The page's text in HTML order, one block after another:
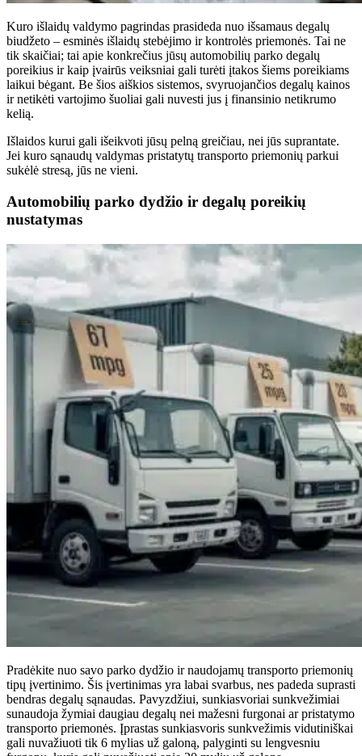
Kuro išlaidų valdymo pagrindas prasideda nuo išsamaus degalų
biudžeto – esminės išlaidų stebėjimo ir kontrolės priemonės. Tai ne
tik skaičiai; tai apie konkrečius jūsų automobilių parko degalų
poreikius ir kaip įvairūs veiksniai gali turėti įtakos šiems poreikiams
laikui bėgant. Be šios aiškios sistemos, svyruojančios degalų kainos
ir netikėti vartojimo šuoliai gali nuvesti jus į finansinio netikrumo
kelią.
Išlaidos kurui gali išeikvoti jūsų pelną greičiau, nei jūs suprantate.
Jei kuro sąnaudų valdymas pristatytų transporto priemonių parkui
sukėlė stresą, jūs ne vieni.
Automobilių parko dydžio ir degalų poreikių
nustatymas
Pradėkite nuo savo parko dydžio ir naudojamų transporto priemonių
tipų įvertinimo. Šis įvertinimas yra labai svarbus, nes padeda suprasti
bendras degalų sąnaudas. Pavyzdžiui, sunkiasvoriai sunkvežimiai
sunaudoja žymiai daugiau degalų nei mažesni furgonai ar pristatymo
transporto priemonės. Įprastas sunkiasvoris sunkvežimis vidutiniškai
gali nuvažiuoti tik 6 mylias už galoną, palyginti su lengvesniu